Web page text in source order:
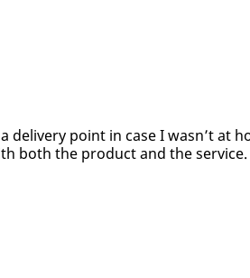
point in case I wasn’t at
both the product and the service.